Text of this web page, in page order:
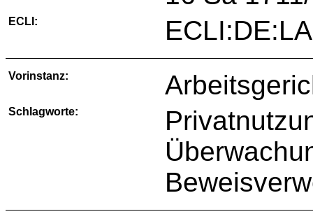
ECLI:
Vorinstanz:
Schlagworte: